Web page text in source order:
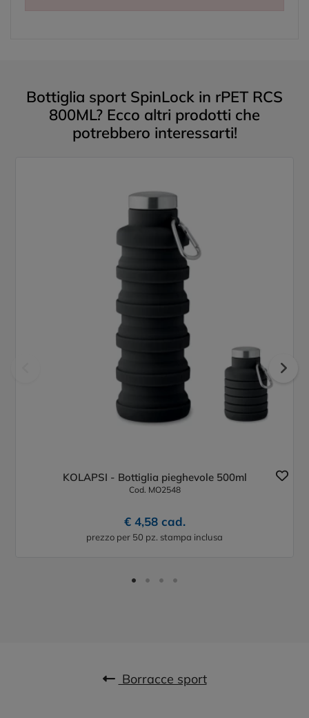
Bottiglia sport SpinLock in rPET RCS
800ML? Ecco altri prodotti che
potrebbero interessarti!
KOLAPSI - Bottiglia pieghevole 500ml
Cod. MO2548
€ 4,58 cad.
prezzo per 50 pz. stampa inclusa
Borracce sport